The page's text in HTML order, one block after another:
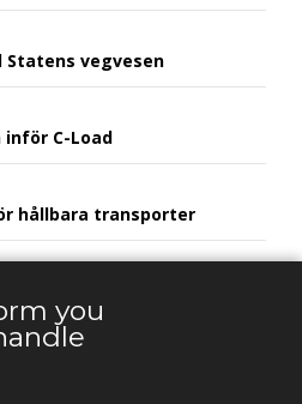
vegvesen
C-Load
hållbara transporter
you